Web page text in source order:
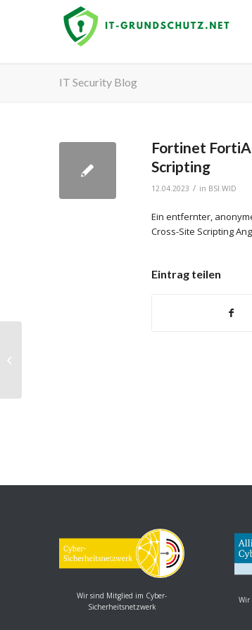
IT Security Blog
Fortinet
Scripting
12.04.2023 / in BSI.WID
Ein entfernter,
Cross-Site Scripting
Eintrag teilen
Wir sind Mitglied im Cyber-
Sicherheitsnetzwerk
Wir